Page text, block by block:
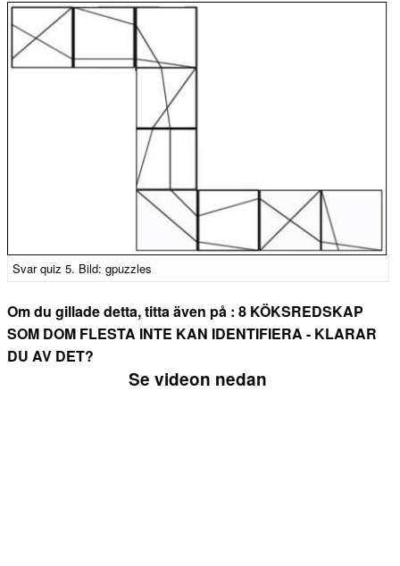
Svar quiz 5. Bild: gpuzzles
Om du gillade detta, titta även på : 8 KÖKSREDSKAP
SOM DOM FLESTA INTE KAN IDENTIFIERA - KLARAR
DU AV DET?
Se videon nedan